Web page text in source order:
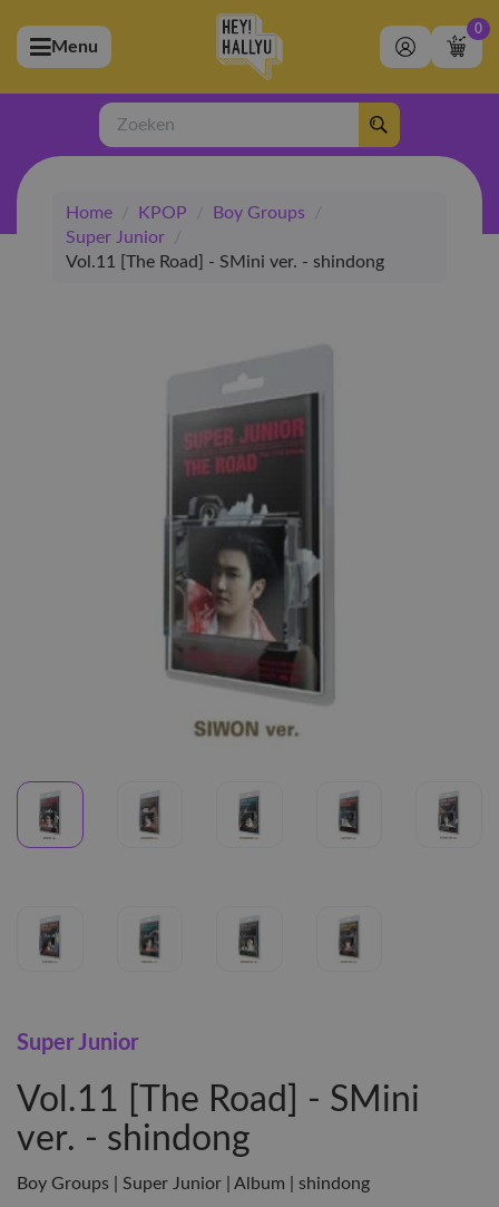
(Artiesten)
(Merchandise)
(Exclusive)
(Winkel)
Menu
0
Zoeken
Home / KPOP / Boy Groups
/
Super Junior
/
Vol.11 [The Road] - SMini ver. - shindong
Super Junior
Vol.11 [The Road] - SMini
ver. - shindong
Boy Groups | Super Junior | Album | shindong